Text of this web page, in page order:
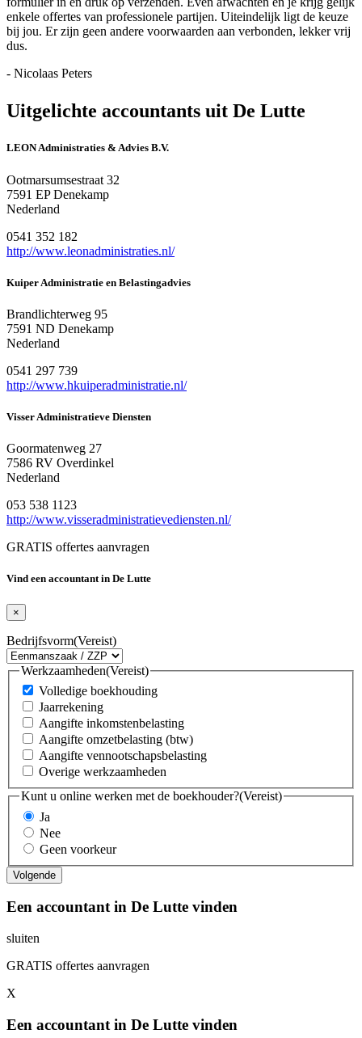
enkele offertes van professionele partijen. Uiteindelijk ligt de keuze
bij jou. Er zijn geen andere voorwaarden aan verbonden, lekker vrij
dus.
- Nicolaas Peters
Uitgelichte accountants uit De Lutte
LEON Administraties & Advies B.V.
Ootmarsumsestraat 32
7591 EP Denekamp
Nederland
0541 352 182
http://www.leonadministraties.nl/
Kuiper Administratie en Belastingadvies
Brandlichterweg 95
7591 ND Denekamp
Nederland
0541 297 739
http://www.hkuiperadministratie.nl/
Visser Administratieve Diensten
Goormatenweg 27
7586 RV Overdinkel
Nederland
053 538 1123
http://www.visseradministratievediensten.nl/
GRATIS offertes aanvragen
Vind een accountant in De Lutte
×
Bedrijfsvorm(Vereist)
Werkzaamheden(Vereist)
Volledige boekhouding
Jaarrekening
Aangifte inkomstenbelasting
Aangifte omzetbelasting (btw)
Aangifte vennootschapsbelasting
Overige werkzaamheden
Kunt u online werken met de boekhouder?(Vereist)
Ja
Nee
Geen voorkeur
Een accountant in De Lutte vinden
sluiten
GRATIS offertes aanvragen
X
Een accountant in De Lutte vinden